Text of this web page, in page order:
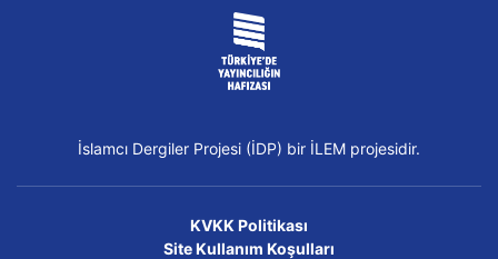
İslamcı Dergiler Projesi (İDP) bir İLEM projesidir.
KVKK Politikası
Site Kullanım Koşulları